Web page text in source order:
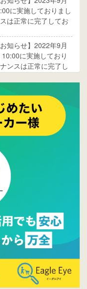
に実施しておりまし
は正常に完了してお
知らせ】2022年9月
に実施しており
ンスは正常に完了し
大幅バージョンアッ
告知ページへ
サイトリニューアル
ました。詳細は
しました。